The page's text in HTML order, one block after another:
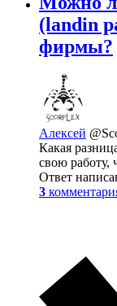
(landin
фирмы?
Алексей
Какая
свою работу,
Ответ
3